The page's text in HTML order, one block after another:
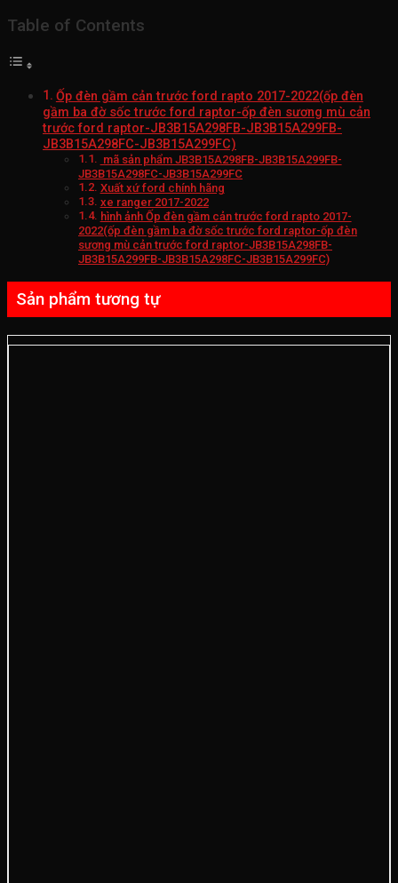
Table of Contents
Ốp đèn gầm cản trước ford rapto 2017-2022(ốp đèn
gầm ba đờ sốc trước ford raptor-ốp đèn sương mù cản
trước ford raptor-JB3B15A298FB-JB3B15A299FB-
JB3B15A298FC-JB3B15A299FC)
mã sản phẩm JB3B15A298FB-JB3B15A299FB-
JB3B15A298FC-JB3B15A299FC
Xuất xứ ford chính hãng
xe ranger 2017-2022
hình ảnh Ốp đèn gầm cản trước ford rapto 2017-
2022(ốp đèn gầm ba đờ sốc trước ford raptor-ốp đèn
sương mù cản trước ford raptor-JB3B15A298FB-
JB3B15A299FB-JB3B15A298FC-JB3B15A299FC)
Sản phẩm tương tự